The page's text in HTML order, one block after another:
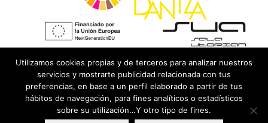
Utilizamos cookies propias y de terceros para analizar nuestros
servicios y mostrarte publicidad relacionada con tus
preferencias, en base a un perfil elaborado a partir de tus
hábitos de navegación, para fines analíticos o estadísticos
sobre su utilización…Y otro tipo de fines.